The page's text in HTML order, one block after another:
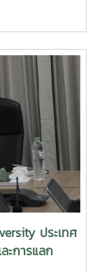
นชมและภาค
งนวัตกรรมและ
นCr:อุทยาน
Agro Food
ละเทคโนโลยี
าหารเข้าร่วม
บริหารจัดการ
พฤษภาคม
ผู้ช่วย
วกรรมศาสตร์
มครั้งนี้ช่วยส่ง
างระบบและ
งองค์กร
ประเทศ
ะการแลก